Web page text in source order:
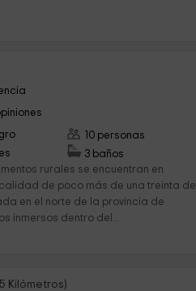
10 personas
3 baños
rurales se encuentran en
de poco más de una treinta de
en el norte de la provincia de
inmersos dentro del...
Kilómetros)